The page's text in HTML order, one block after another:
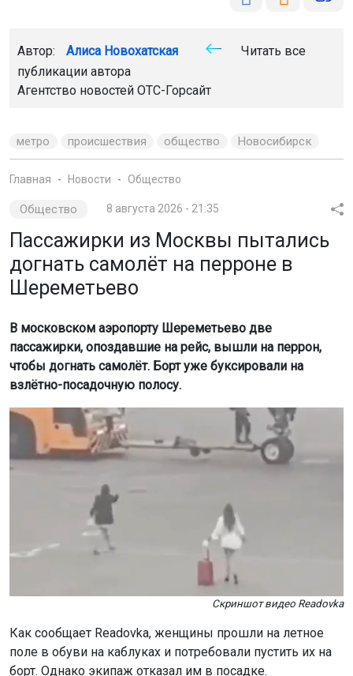
Автор: Алиса Новохатская
Читать все
публикации автора
Агентство новостей ОТС-Горсайт
метро происшествия общество Новосибирск
Главная Новости Общество
Общество 8 августа 2026 - 21:35
Пассажирки из Москвы пытались
догнать самолёт на перроне в
Шереметьево
В московском аэропорту Шереметьево две
пассажирки, опоздавшие на рейс, вышли на перрон,
чтобы догнать самолёт. Борт уже буксировали на
взлётно-посадочную полосу.
Скриншот видео Readovka
Как сообщает Readovka, женщины прошли на летное
поле в обуви на каблуках и потребовали пустить их на
борт. Однако экипаж отказал им в посадке.